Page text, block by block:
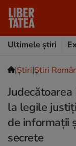
Ultimele știri
|Ştiri|Știri
la legile
de informații
secrete